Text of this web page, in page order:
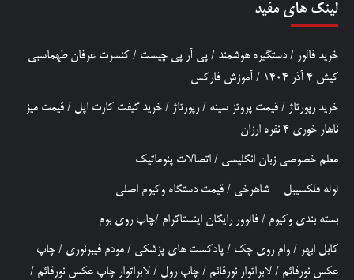
لینک های مفید
خرید فالور / دستگیره هوشمند / پی آر پی چیست / کنسرت عرفان طهماسبی
کیش 4 آذر 1404
/ آموزش فارکس
خرید رپورتاژ / قیمت پروتز سینه /رپورتاژ / خرید گیفت کارت اپل / قیمت میز
ناهار خوری 4 نفره ارزان
معلم خصوصی زبان انگلیسی / اتصالات پنوماتیک
لوله فلکسیبل – شاهرخی / قیمت دستگاه وکیوم اصلی
بسته بندی وکیوم / فالوور رایگان اینستاگرام /چاپ روی بوم
کابل ابهر / وام روی چک / پادکست های پزشکی / مودم فیبرنوری / چاپ
عکس نورقائم / لابراتوار نورقائم / چاپ رول / لابراتوار چاپ عکس نورقائم /